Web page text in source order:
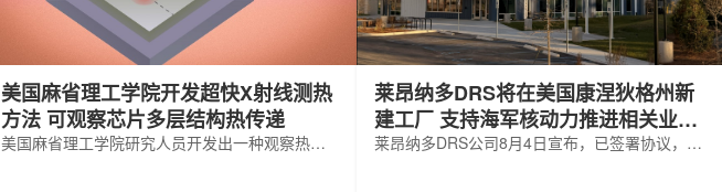
美国麻省理工学院开发超快X射线测热
方法 可观察芯片多层结构热传递
美国麻省理工学院研究人员开发出一种观察热量
莱昂纳多DRS将在美国康涅狄格州新
建工厂 支持海军核动力推进相关业务
增长
莱昂纳多DRS公司8月4日宣布，已签署协议，将